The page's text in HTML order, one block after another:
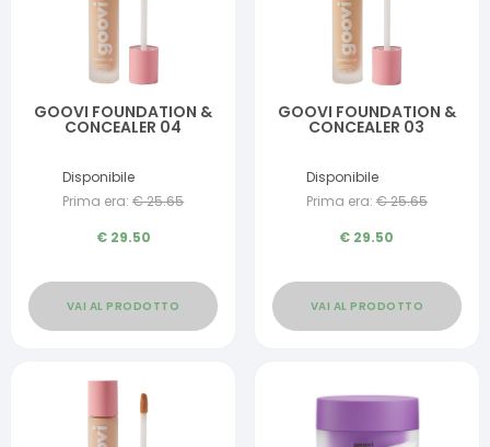
GOOVI FOUNDATION &
CONCEALER 04
Disponibile
Prima era: €25.65
€ 29.50
VAI AL PRODOTTO
GOOVI FOUNDATION &
CONCEALER 03
Disponibile
Prima era: €25.65
€ 29.50
VAI AL PRODOTTO